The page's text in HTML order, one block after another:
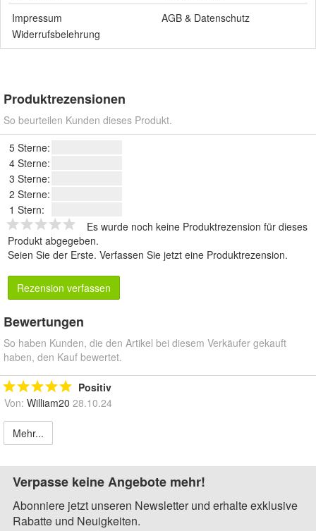
Impressum
AGB & Datenschutz
Widerrufsbelehrung
Produktrezensionen
So beurteilen Kunden dieses Produkt.
5 Sterne:
4 Sterne:
3 Sterne:
2 Sterne:
1 Stern:
Es wurde noch keine Produktrezension für dieses
Produkt abgegeben.
Seien Sie der Erste. Verfassen Sie jetzt eine Produktrezension.
Rezension verfassen
Bewertungen
So haben Kunden, die den Artikel bei diesem Verkäufer gekauft
haben, den Kauf bewertet.
Positiv
Von: William20 28.10.24
Mehr...
Verpasse keine Angebote mehr!
Abonniere jetzt unseren Newsletter und erhalte exklusive
Rabatte und Neuigkeiten.